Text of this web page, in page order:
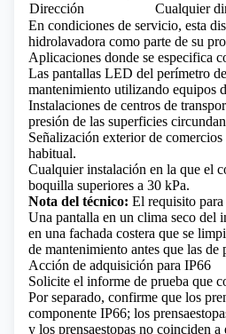
Dirección
Cualquier
En condiciones de servicio, esta
hidrolavadora como parte de su
Aplicaciones donde se especifica
Las pantallas LED del perímetro
mantenimiento utilizando equipos
Instalaciones de centros de
presión de las superficies
Señalización exterior de
habitual.
Cualquier instalación en la que el
boquilla superiores a 30 kPa.
Nota del técnico: El requisito
Una pantalla en un clima seco del
en una fachada costera que se
de mantenimiento antes que las de
Acción de adquisición para IP66
Solicite el informe de prueba que
Por separado, confirme que los
componente IP66; los
y los prensaestopas no coinciden a